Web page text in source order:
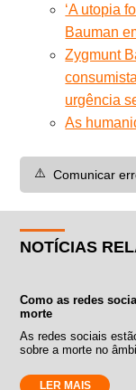
‘A utopia
Bauman
Zygmunt
urgência
As
⚠️ Comunicar
NOTÍCIAS
Como as redes
morte
As redes sociais
sobre a morte no
LER MAIS